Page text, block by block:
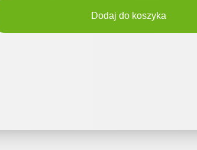
Dodaj do koszyka